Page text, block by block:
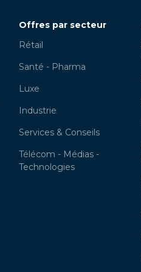
Offres par secteur
Rétail
Santé - Pharma
Luxe
Industrie
Services & Conseils
Télécom - Médias -
Technologies